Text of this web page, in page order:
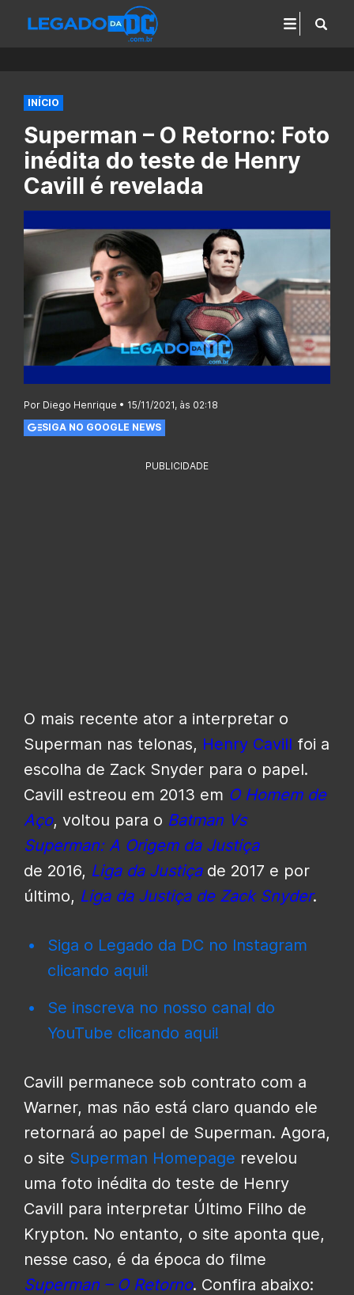
INÍCIO
Superman – O Retorno: Foto
inédita do teste de Henry
Cavill é revelada
Por Diego Henrique • 15/11/2021, às 02:18
SIGA NO GOOGLE NEWS
PUBLICIDADE
O mais recente ator a interpretar o
Superman nas telonas, Henry Cavill foi a
escolha de Zack Snyder para o papel.
Cavill estreou em 2013 em O Homem de
Aço, voltou para o Batman Vs
Superman: A Origem da Justiça
de 2016, Liga da Justiça de 2017 e por
último, Liga da Justiça de Zack Snyder.
Siga o Legado da DC no Instagram
clicando aqui!
Se inscreva no nosso canal do
YouTube clicando aqui!
Cavill permanece sob contrato com a
Warner, mas não está claro quando ele
retornará ao papel de Superman. Agora,
o site Superman Homepage revelou
uma foto inédita do teste de Henry
Cavill para interpretar Último Filho de
Krypton. No entanto, o site aponta que,
nesse caso, é da época do filme
Superman – O Retorno. Confira abaixo: